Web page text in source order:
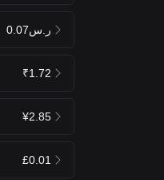
ر.س0.07
₹1.72
¥2.85
£0.01